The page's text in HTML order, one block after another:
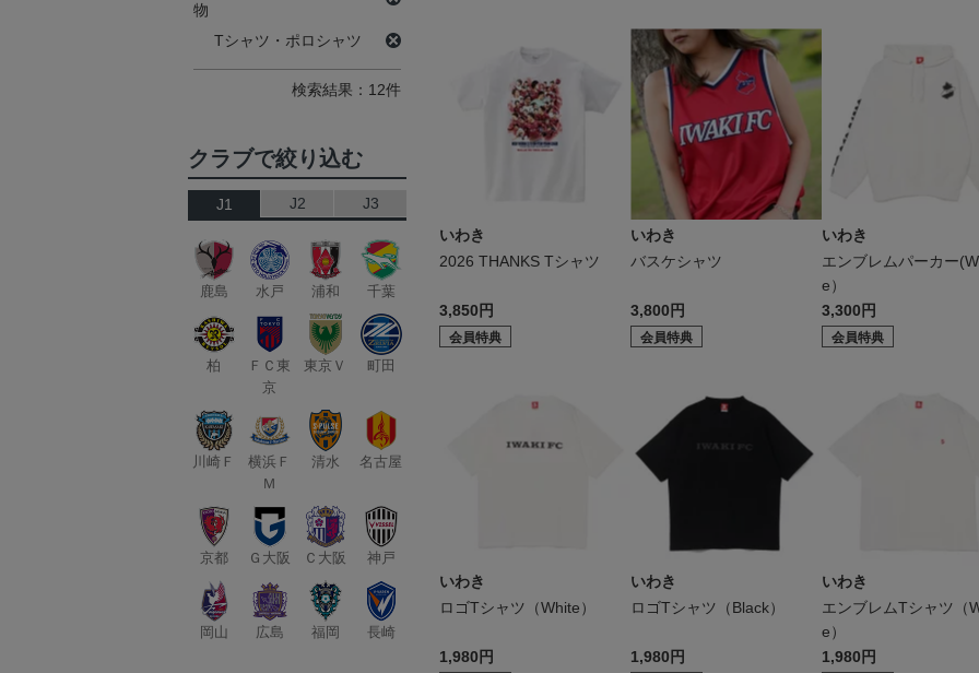
いわき
2026 THANKS Tシャツ
3,850円
会員特典
いわき
バスケシャツ
3,800円
会員特典
いわき
エンブレムパーカー
e）
3,300円
会員特典
いわき
ロゴTシャツ（White）
1,980円
いわき
ロゴTシャツ（Black）
1,980円
いわき
エンブレムTシャツ（
e）
1,980円
物
Tシャツ・ポロシャツ
検索結果：12件
クラブで絞り込む
J1 J2 J3
鹿島 水戸 浦和 千葉
柏
ＦＣ東
京
東京Ｖ 町田
川崎Ｆ
横浜Ｆ
Ｍ
清水 名古屋
京都 Ｇ大阪 Ｃ大阪 神戸
岡山 広島 福岡 長崎